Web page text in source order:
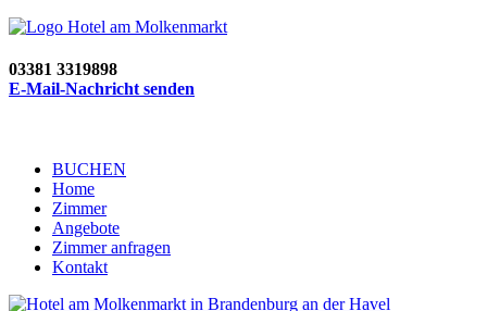
03381 3319898
E-Mail-Nachricht senden
BUCHEN
Home
Zimmer
Angebote
Zimmer anfragen
Kontakt